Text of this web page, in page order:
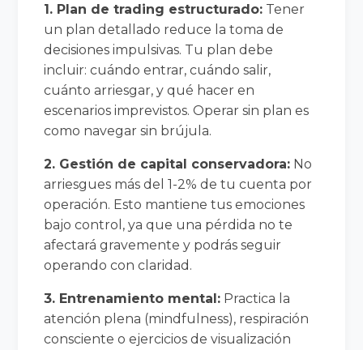
1. Plan de trading estructurado: Tener
un plan detallado reduce la toma de
decisiones impulsivas. Tu plan debe
incluir: cuándo entrar, cuándo salir,
cuánto arriesgar, y qué hacer en
escenarios imprevistos. Operar sin plan es
como navegar sin brújula.
2. Gestión de capital conservadora: No
arriesgues más del 1-2% de tu cuenta por
operación. Esto mantiene tus emociones
bajo control, ya que una pérdida no te
afectará gravemente y podrás seguir
operando con claridad.
3. Entrenamiento mental: Practica la
atención plena (mindfulness), respiración
consciente o ejercicios de visualización